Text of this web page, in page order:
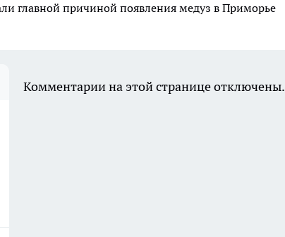
главной причиной появления медуз в Приморье
Комментарии на этой странице отключены.